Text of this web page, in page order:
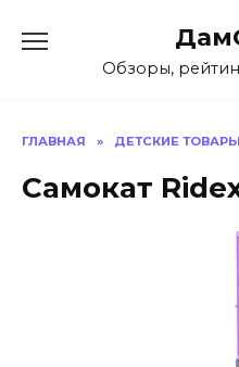
содержаниюОбзоры,
ГЛАВНАЯ » ДЕТСКИЕ ТОВАРЫ
Самокат